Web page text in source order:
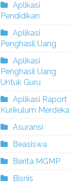
Aplikasi
Pendidikan
Aplikasi
Penghasil Uang
Aplikasi
Penghasil Uang
Untuk Guru
Aplikasi Raport
Kurikulum Merdeka
Asuransi
Beasiswa
Berita MGMP
Bisnis